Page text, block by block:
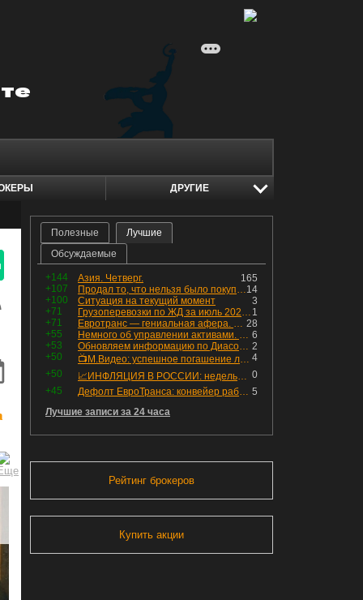
ДРУГИЕ
Полезные
Лучшие
Обсуждаемые
+144 165
Азия. Четверг.
+107
14
Продал то, что нельзя было покупать. Изменения в портфеле
+100
3
Ситуация на текущий момент
+71
1
Грузоперевозки по ЖД за июль 2026 г. — четвёртый месяц подряд роста, чёрные металлы на уровне прошлого года, а каменный уголь в плюсе.
+71
28
Евротранс — гениальная афера. Собрал с инвесторов денег, выплатил дивидендов больше текущей капитализации и ушёл в дефолт
+55
6
Немного об управлении активами. Для заинтересованных
+53
2
Обновляем информацию по Диасофту: дивиденды и выкуп
+50
4
📺М.Видео: успешное погашение любимого флоатера
+50
0
📈ИНФЛЯЦИЯ В РОССИИ: недельная дефляция, но в годовом выражении рост 😢
+45
5
Дефолт ЕвроТранса: конвейер работает исправно
Лучшие записи за 24 часа
Рейтинг брокеров
Купить акции